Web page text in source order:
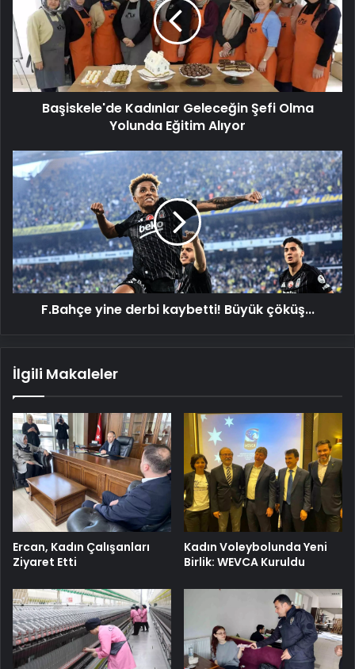
Olma
Yolunda
Eğitim
Alıyor
Başiskele'de Kadınlar Geleceğin Şefi Olma
Yolunda Eğitim Alıyor
F.Bahçe
yine
derbi
kaybetti!
Büyük
çöküş...
F.Bahçe yine derbi kaybetti! Büyük çöküş...
İlgili Makaleler
Ercan, Kadın Çalışanları
Ziyaret Etti
Kadın Voleybolunda Yeni
Birlik: WEVCA Kuruldu